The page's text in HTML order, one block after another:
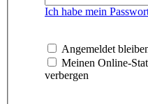
Ich habe mein
Angemeldet
Meinen Online-
verbergen